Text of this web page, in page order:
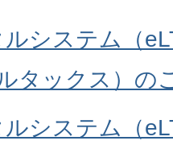
システム（
タックス）の
システム（